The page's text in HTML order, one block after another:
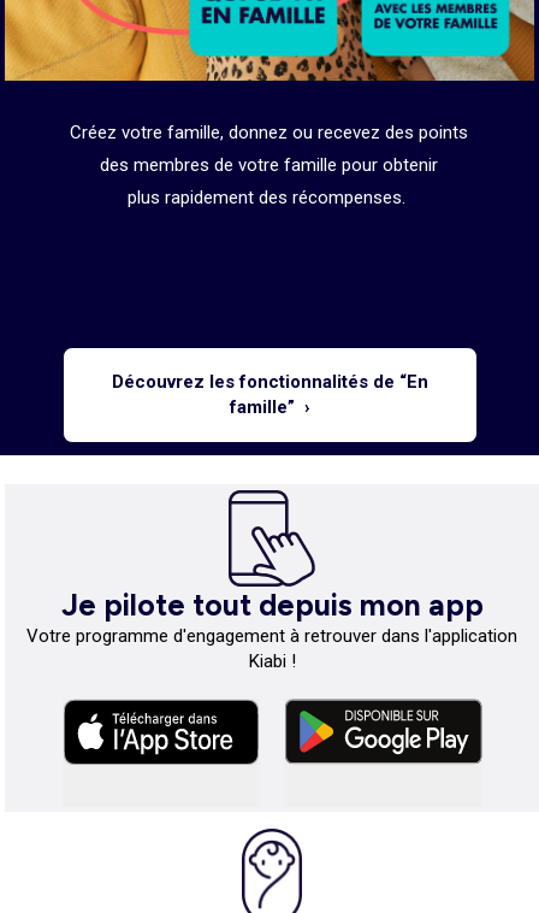
Créez votre famille, donnez ou recevez des points
des membres de votre famille pour obtenir
plus rapidement des récompenses.
Découvrez les fonctionnalités de “En
famille” ›
Je pilote tout depuis mon app
Votre programme d'engagement à retrouver dans l'application
Kiabi !